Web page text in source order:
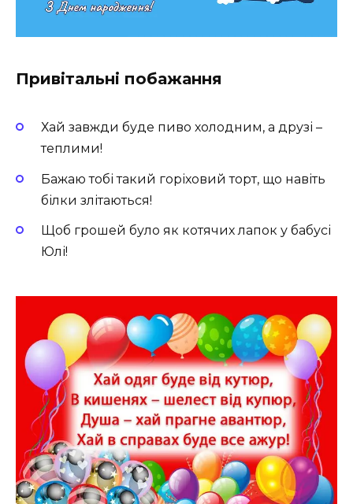
Привітальні побажання
Хай завжди буде пиво холодним, а друзі –
теплими!
Бажаю тобі такий горіховий торт, що навіть
білки злітаються!
Щоб грошей було як котячих лапок у бабусі
Юлі!